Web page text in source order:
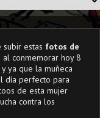
subir estas fotos de
conmemorar hoy 8
ya que la muñeca
día perfecto para
de esta mujer
contra los